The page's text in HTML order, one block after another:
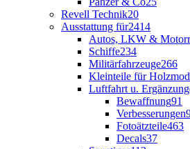
Revell Technik20
Ausstattung für2414
Autos, LKW &
Schiffe234
Militärfahrzeuge266
Kleinteile für
Luftfahrt u.
Bewaffnung91
Verbesserungen
Fotoätzteile463
Decals37